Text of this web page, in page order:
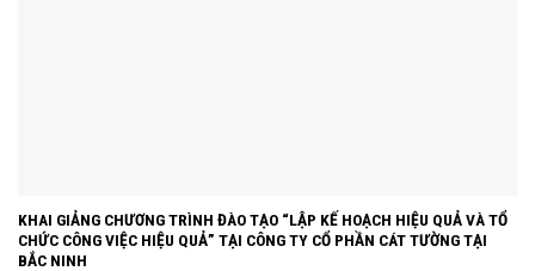
KHAI GIẢNG CHƯƠNG TRÌNH ĐÀO TẠO “LẬP KẾ HOẠCH HIỆU QUẢ VÀ TỔ
CHỨC CÔNG VIỆC HIỆU QUẢ” TẠI CÔNG TY CỔ PHẦN CÁT TƯỜNG TẠI
BẮC NINH